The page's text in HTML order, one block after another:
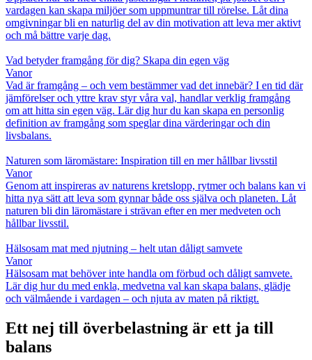
vardagen kan skapa miljöer som uppmuntrar till rörelse. Låt dina
omgivningar bli en naturlig del av din motivation att leva mer aktivt
och må bättre varje dag.
Vad betyder framgång för dig? Skapa din egen väg
Vanor
Vad är framgång – och vem bestämmer vad det innebär? I en tid där
jämförelser och yttre krav styr våra val, handlar verklig framgång
om att hitta sin egen väg. Lär dig hur du kan skapa en personlig
definition av framgång som speglar dina värderingar och din
livsbalans.
Naturen som läromästare: Inspiration till en mer hållbar livsstil
Vanor
Genom att inspireras av naturens kretslopp, rytmer och balans kan vi
hitta nya sätt att leva som gynnar både oss själva och planeten. Låt
naturen bli din läromästare i strävan efter en mer medveten och
hållbar livsstil.
Hälsosam mat med njutning – helt utan dåligt samvete
Vanor
Hälsosam mat behöver inte handla om förbud och dåligt samvete.
Lär dig hur du med enkla, medvetna val kan skapa balans, glädje
och välmående i vardagen – och njuta av maten på riktigt.
Ett nej till överbelastning är ett ja till
balans